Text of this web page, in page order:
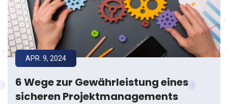
6 Wege zur Gewährleistung eines
sicheren Projektmanagements
APR. 9, 2024